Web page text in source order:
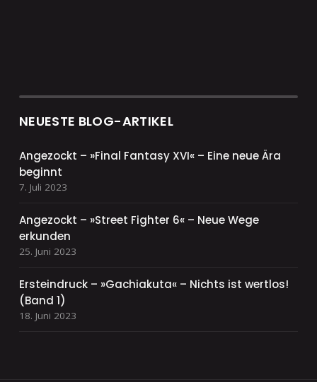
NEUESTE BLOG-ARTIKEL
Angezockt – »Final Fantasy XVI« – Eine neue Ära
beginnt
7. Juli 2023
Angezockt – »Street Fighter 6« – Neue Wege
erkunden
25. Juni 2023
Ersteindruck – »Gachiakuta« – Nichts ist wertlos!
(Band 1)
18. Juni 2023